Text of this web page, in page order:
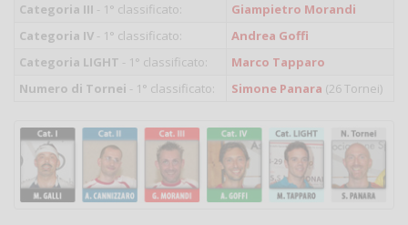
Categoria III - 1° classificato:
Giampietro Morandi
Categoria IV - 1° classificato:
Andrea Goffi
Categoria LIGHT - 1° classificato:
Marco Tapparo
Numero di Tornei - 1° classificato: Simone Panara (26 Tornei)